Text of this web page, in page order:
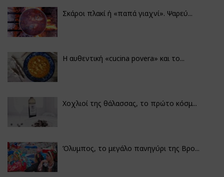
Σκάροι πλακί ή «παπά γιαχνί». Ψαρεύ...
Η αυθεντική «cucina povera» και το...
Χοχλιοί της θάλασσας, το πρώτο κόσμ...
Όλυμπος, το μεγάλο πανηγύρι της Βρο...